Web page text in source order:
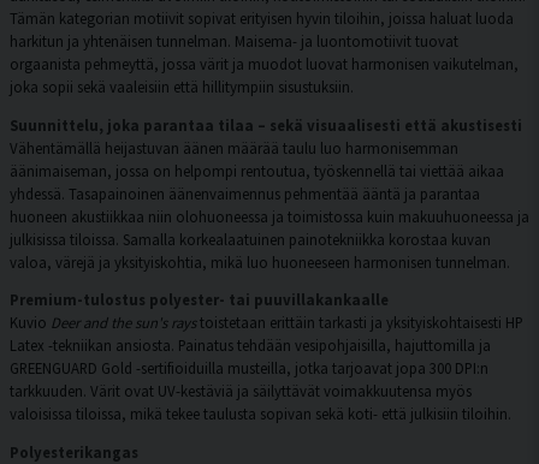
Tämän kategorian motiivit sopivat erityisen hyvin tiloihin, joissa haluat luoda
harkitun ja yhtenäisen tunnelman. Maisema- ja luontomotiivit tuovat
orgaanista pehmeyttä, jossa värit ja muodot luovat harmonisen vaikutelman,
joka sopii sekä vaaleisiin että hillitympiin sisustuksiin.
Suunnittelu, joka parantaa tilaa – sekä visuaalisesti että akustisesti
Vähentämällä heijastuvan äänen määrää taulu luo harmonisemman
äänimaiseman, jossa on helpompi rentoutua, työskennellä tai viettää aikaa
yhdessä. Tasapainoinen äänenvaimennus pehmentää ääntä ja parantaa
huoneen akustiikkaa niin olohuoneessa ja toimistossa kuin makuuhuoneessa ja
julkisissa tiloissa. Samalla korkealaatuinen painotekniikka korostaa kuvan
valoa, värejä ja yksityiskohtia, mikä luo huoneeseen harmonisen tunnelman.
Premium-tulostus polyester- tai puuvillakankaalle
Kuvio Deer and the sun's raystoistetaan erittäin tarkasti ja yksityiskohtaisesti HP
Latex -tekniikan ansiosta. Painatus tehdään vesipohjaisilla, hajuttomilla ja
GREENGUARD Gold -sertifioiduilla musteilla, jotka tarjoavat jopa 300 DPI:n
tarkkuuden. Värit ovat UV-kestäviä ja säilyttävät voimakkuutensa myös
valoisissa tiloissa, mikä tekee taulusta sopivan sekä koti- että julkisiin tiloihin.
Polyesterikangas